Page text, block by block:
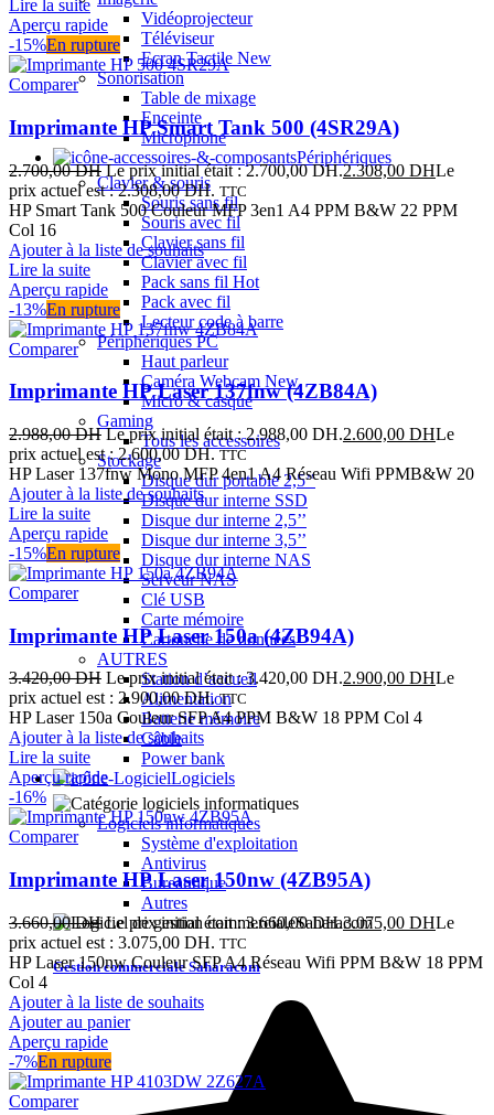
Vidéoprojecteur
Téléviseur
Ecran Tactile New
Sonorisation
Table de mixage
Enceinte
Microphone
Périphériques
Clavier & souris
Souris sans fil
Souris avec fil
Clavier sans fil
Clavier avec fil
Pack sans fil Hot
Pack avec fil
Lecteur code à barre
Périphériques PC
Haut parleur
Caméra Webcam New
Micro & casque
Gaming
Tous les accessoires
Stockage
Disque dur portable 2,5’’
Disque dur interne SSD
Disque dur interne 2,5’’
Disque dur interne 3,5’’
Disque dur interne NAS
Serveur NAS
Clé USB
Carte mémoire
Cartouche de données
AUTRES
Station d’accueil
Alimentation
Batterie mémoire
Câble
Power bank
Logiciels
Logiciels informatiques
Système d'exploitation
Antivirus
Bureautique
Autres
Gestion commerciale Saharacom
Lire la suite
Aperçu rapide
-15%En rupture
Comparer
Imprimante HP Smart Tank 500 (4SR29A)
2.700,00DH Le prix initial était : 2.700,00 DH.2.308,00 DHLe
prix actuel est : 2.308,00 DH. TTC
HP Smart Tank 500 Couleur MFP 3en1 A4 PPM B&W 22 PPM
Col 16
Ajouter à la liste de souhaits
Lire la suite
Aperçu rapide
-13%En rupture
Comparer
Imprimante HP Laser 137fnw (4ZB84A)
2.988,00DH Le prix initial était : 2.988,00 DH.2.600,00 DHLe
prix actuel est : 2.600,00 DH. TTC
HP Laser 137fnw Mono MFP 4en1 A4 Réseau Wifi PPMB&W 20
Ajouter à la liste de souhaits
Lire la suite
Aperçu rapide
-15%En rupture
Comparer
Imprimante HP Laser 150a (4ZB94A)
3.420,00DH Le prix initial était : 3.420,00 DH.2.900,00 DHLe
prix actuel est : 2.900,00 DH. TTC
HP Laser 150a Couleur SFP A4 PPM B&W 18 PPM Col 4
Ajouter à la liste de souhaits
Lire la suite
Aperçu rapide
-16%
Comparer
Imprimante HP Laser 150nw (4ZB95A)
3.660,00DH Le prix initial était : 3.660,00 DH.3.075,00 DHLe
prix actuel est : 3.075,00 DH. TTC
HP Laser 150nw Couleur SFP A4 Réseau Wifi PPM B&W 18 PPM
Col 4
Ajouter à la liste de souhaits
Ajouter au panier
Aperçu rapide
-7%En rupture
Comparer